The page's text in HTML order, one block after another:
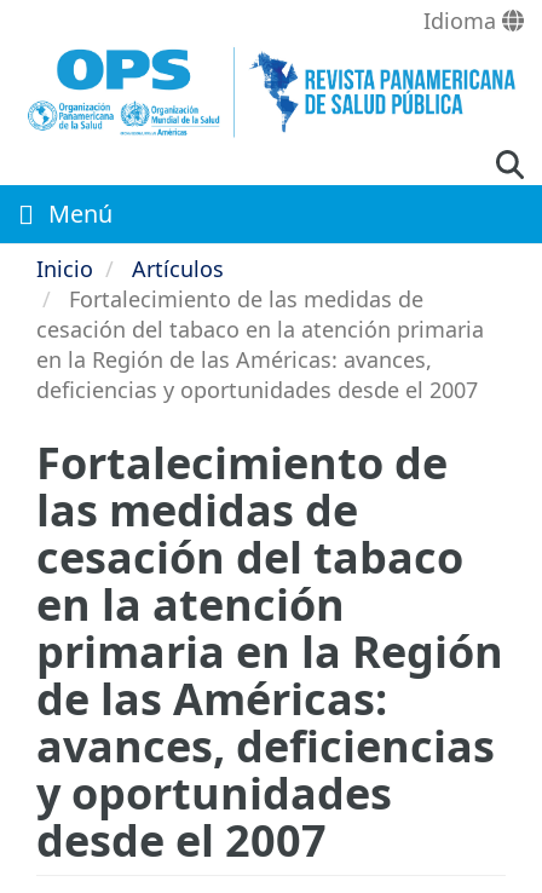
contenido
principal
Idioma
Menú
Inicio
Artículos
Fortalecimiento de las medidas de
cesación del tabaco en la atención primaria
en la Región de las Américas: avances,
deficiencias y oportunidades desde el 2007
Fortalecimiento de
las medidas de
cesación del tabaco
en la atención
primaria en la Región
de las Américas:
avances, deficiencias
y oportunidades
desde el 2007